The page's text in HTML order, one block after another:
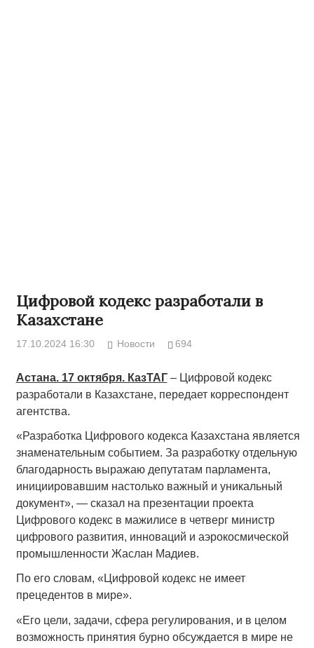
Цифровой кодекс разработали в
Казахстане
17.10.2024 16:30 Новости 694
Астана. 17 октября. КазТАГ– Цифровой кодекс
разработали в Казахстане, передает корреспондент
агентства.
«Разработка Цифрового кодекса Казахстана является
знаменательным событием. За разработку отдельную
благодарность выражаю депутатам парламента,
инициировавшим настолько важный и уникальный
документ», — сказал на презентации проекта
Цифрового кодекс в мажилисе в четверг министр
цифрового развития, инноваций и аэрокосмической
промышленности Жаслан Мадиев.
По его словам, «Цифровой кодекс не имеет
прецедентов в мире».
«Его цели, задачи, сфера регулирования, и в целом
возможность принятия бурно обсуждается в мире не